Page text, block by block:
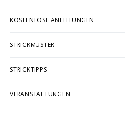
KOSTENLOSE ANLEITUNGEN
STRICKMUSTER
STRICKTIPPS
VERANSTALTUNGEN